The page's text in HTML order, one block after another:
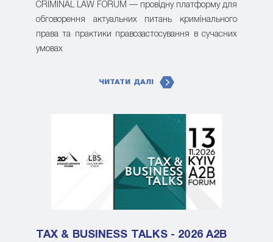
CRIMINAL LAW FORUM — провідну платформу для
обговорення актуальних питань кримінального
права та практики правозастосування в сучасних
умовах
ЧИТАТИ ДАЛІ
TAX & BUSINESS TALKS - 2026 A2B